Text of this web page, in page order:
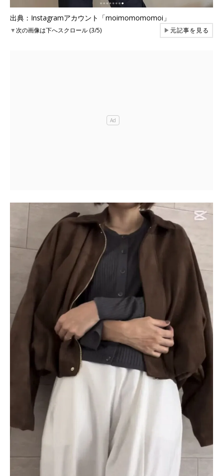
出典：Instagramアカウント「moimomomomoi」
▼次の画像は下へスクロール (3/5) ▶元記事を見る